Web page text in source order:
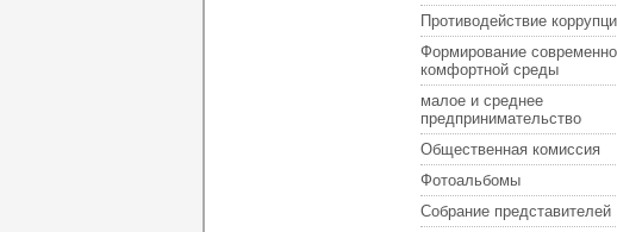
Противодействие
Формирование
комфортной среды
малое и среднее
предпринимательство
Общественная комиссия
Фотоальбомы
Собрание представителей